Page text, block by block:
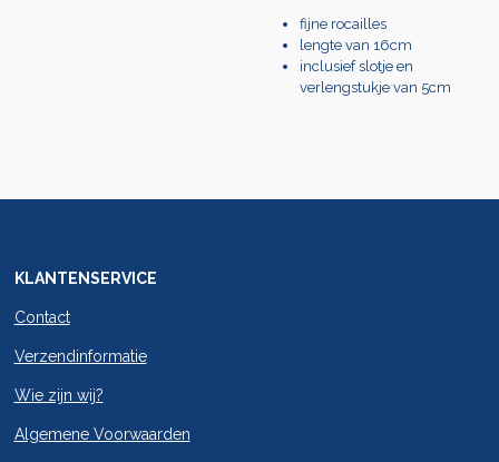
fijne rocailles
lengte van 16cm
inclusief slotje en
verlengstukje van 5cm
KLANTENSERVICE
Contact
Verzendinformatie
Wie zijn wij?
Algemene Voorwaarden